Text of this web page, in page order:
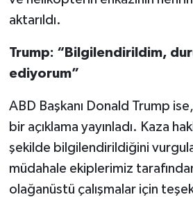
aktarıldı.
Trump: “Bilgilendirildim,
ediyorum”
ABD Başkanı Donald Trump
bir açıklama yayınladı. Kaza
şekilde bilgilendirildiğini
müdahale ekiplerimiz
olağanüstü çalışmalar için